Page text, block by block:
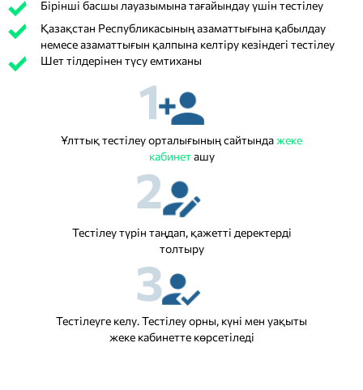
Бірінші басшы лауазымына тағайындау үшін тестілеу
Қазақстан Республикасының азаматтығына қабылдау
немесе азаматтығын қалпына келтіру кезіндегі тестілеу
Шет тілдерінен түсу емтиханы
1
Ұлттық тестілеу орталығының сайтындажеке
кабинеташу
2
Тестілеу түрін таңдап, қажетті деректерді
толтыру
3
Тестілеуге келу. Тестілеу орны, күні мен уақыты
жеке кабинетте көрсетіледі